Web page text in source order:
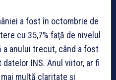
a fost în octombrie de
cu 35,7% faţă de nivelul
anului trecut, când a fost
INS. Anul viitor, ar fi
multă claritate şi